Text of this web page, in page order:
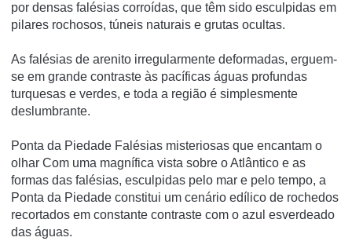
por densas falésias corroídas, que têm sido esculpidas em
pilares rochosos, túneis naturais e grutas ocultas.
As falésias de arenito irregularmente deformadas, erguem-
se em grande contraste às pacíficas águas profundas
turquesas e verdes, e toda a região é simplesmente
deslumbrante.
Ponta da Piedade Falésias misteriosas que encantam o
olhar Com uma magnífica vista sobre o Atlântico e as
formas das falésias, esculpidas pelo mar e pelo tempo, a
Ponta da Piedade constitui um cenário edílico de rochedos
recortados em constante contraste com o azul esverdeado
das águas.